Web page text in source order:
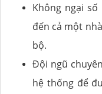
Không ngại
đến cả một
bộ.
Đội ngũ
hệ thống để